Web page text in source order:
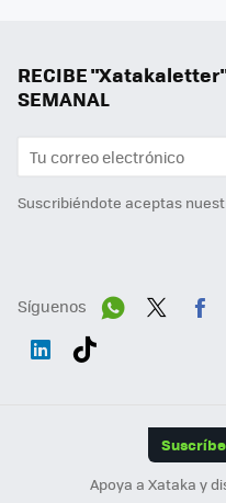
RECIBE
SEMANAL
Suscribiéndote aceptas
Síguenos
Apoya a Xataka y